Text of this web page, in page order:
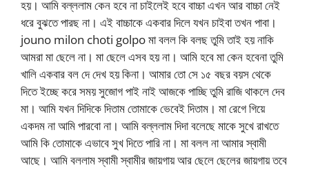
হয়। আমি বল্ললাম কেন হবে না চাইলেই হবে বাচ্চা এখন আর বাচ্চা নেই
ধরে বুঝতে পারছ না। এই বাচ্চাকে একবার দিলে যখন চাইবা তখন পাবা।
jouno milon choti golpo মা বলল কি বলছ তুমি তাই হয় নাকি
আমরা মা ছেলে না। মা ছেলে এসব হয় না। আমি হবে মা কেন হবেনা তুমি
খালি একবার বল দে দেখ হয় কিনা। আমার তো সে ১৫ বছর বয়স থেকে
দিতে ইচ্ছে করে সময় সুজোগ পাই নাই আজকে পাচ্ছি তুমি রাজি থাকলে দেব
মা। আমি যখন দিদিকে দিতাম তোমাকে ভেবেই দিতাম। মা রেগে গিয়ে
একদম না আমি পারবো না। আমি বল্ললাম দিদা বলেছে মাকে সুখে রাখতে
আমি কি তোমাকে এভাবে সুখ দিতে পারি না। মা বলল না আমার স্বামী
আছে। আমি বললাম স্বামী স্বামীর জায়গায় আর ছেলে ছেলের জায়গায় তবে